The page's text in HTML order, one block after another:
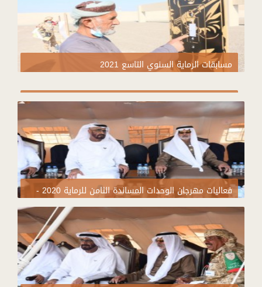
مسابقات الرماية السنوي التاسع 2021
فعاليات مهرجان الوحدات المساندة الثامن للرماية 2020 -
اليوم العاشر
فعاليات مهرجان الوحدات المساندة الثامن للرماية 2020 -
اليوم التاسع